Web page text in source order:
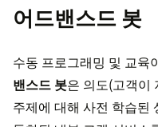
어드밴스드 봇
수동 프로그래밍 및 교육
밴스드 봇은 의도(고객이
주제에 대해 사전 학습된